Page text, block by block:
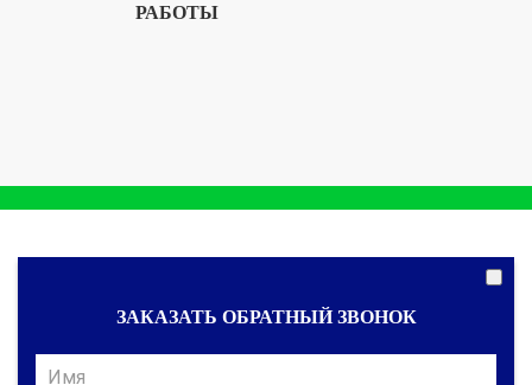
РАБОТЫ
ЗАКАЗАТЬ ОБРАТНЫЙ ЗВОНОК